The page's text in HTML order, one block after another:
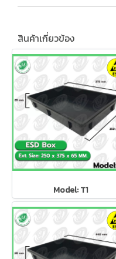
สินค้าเกี่ยวข้อง
Model: T1